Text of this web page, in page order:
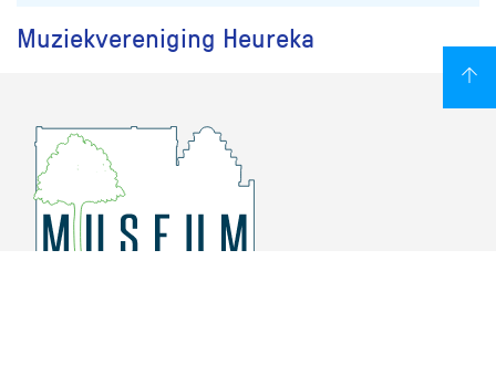
Muziekvereniging Heureka